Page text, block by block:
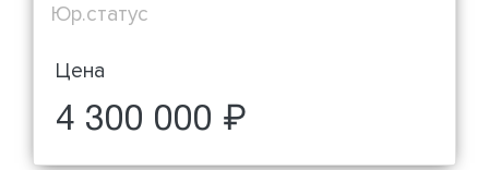
Юр.статус
Цена
4 300 000 ₽